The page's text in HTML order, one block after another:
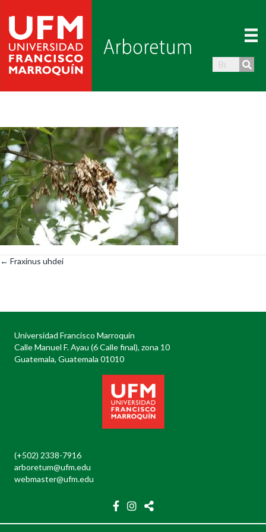
Posts
← Fraxinus uhdei
Universidad Francisco Marroquín
Calle Manuel F. Ayau (6 Calle final), zona 10
Guatemala, Guatemala 01010
(+502) 2338-7916
arboretum@ufm.edu
webmaster@ufm.edu